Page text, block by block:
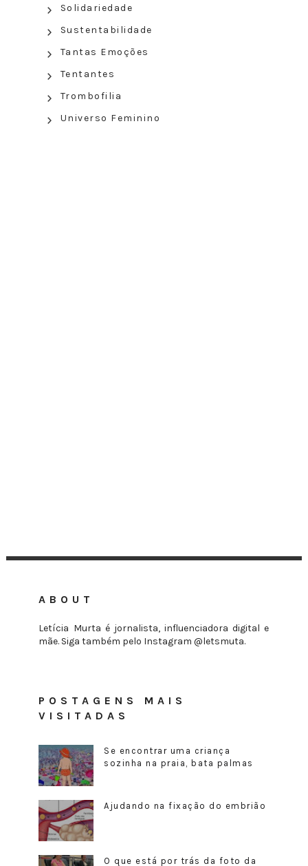
Solidariedade
Sustentabilidade
Tantas Emoções
Tentantes
Trombofilia
Universo Feminino
ABOUT
Letícia Murta é jornalista, influenciadora digital e
mãe. Siga também pelo Instagram @letsmuta.
POSTAGENS MAIS
VISITADAS
Se encontrar uma criança
sozinha na praia, bata palmas
Ajudando na fixação do embrião
O que está por trás da foto da